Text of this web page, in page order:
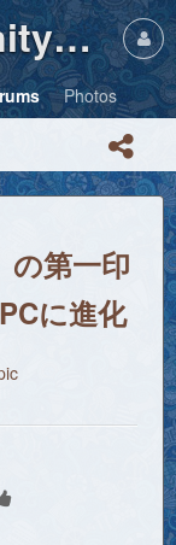
Insoler Community・Photos
Photos
の第一印
に進化